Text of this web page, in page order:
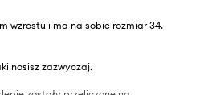
wzrostu i ma na sobie rozmiar 34.
nosisz zazwyczaj.